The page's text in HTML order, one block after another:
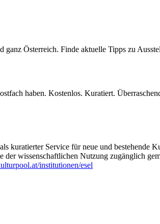
Österreich. Finde aktuelle Tipps zu
haben. Kostenlos. Kuratiert.
kuratierter Service für neue und bestehende
wissenschaftlichen Nutzung zugänglich
institutionen/esel